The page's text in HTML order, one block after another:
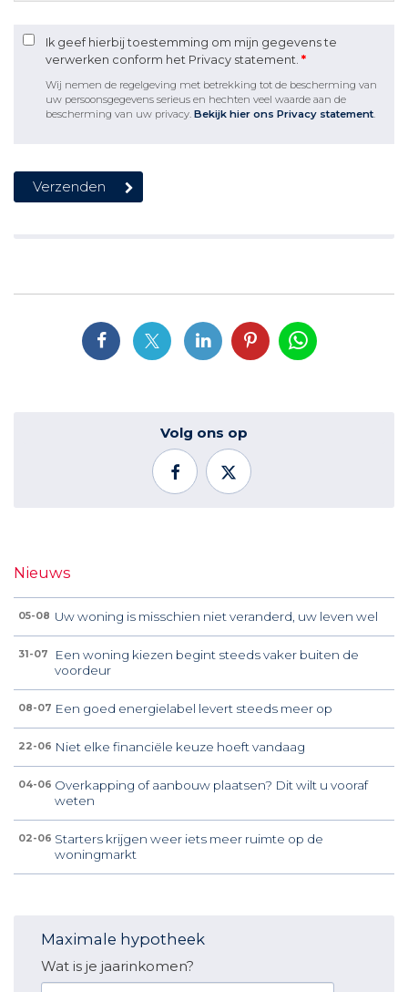
Ik geef hierbij toestemming om mijn gegevens te
verwerken conform het Privacy statement. *
Wij nemen de regelgeving met betrekking tot de bescherming van
uw persoonsgegevens serieus en hechten veel waarde aan de
bescherming van uw privacy. Bekijk hier ons Privacy statement.
Volg ons op
Nieuws
05-08 Uw woning is misschien niet veranderd, uw leven wel
31-07
Een woning kiezen begint steeds vaker buiten de
voordeur
08-07 Een goed energielabel levert steeds meer op
22-06 Niet elke financiële keuze hoeft vandaag
04-06 Overkapping of aanbouw plaatsen? Dit wilt u vooraf
weten
02-06 Starters krijgen weer iets meer ruimte op de
woningmarkt
Maximale hypotheek
Wat is je jaarinkomen?